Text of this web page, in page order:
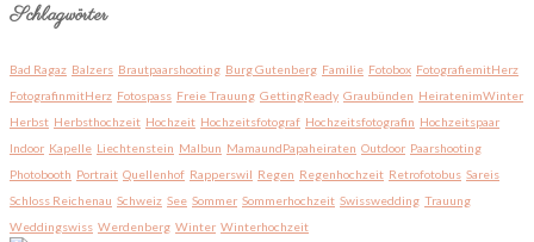
Schlagwörter
Bad Ragaz Balzers Brautpaarshooting Burg Gutenberg Familie Fotobox FotografiemitHerz
FotografinmitHerz Fotospass Freie Trauung GettingReady Graubünden HeiratenimWinter
Herbst Herbsthochzeit Hochzeit Hochzeitsfotograf Hochzeitsfotografin Hochzeitspaar
Indoor Kapelle Liechtenstein Malbun MamaundPapaheiraten Outdoor Paarshooting
Photobooth Portrait Quellenhof Rapperswil Regen Regenhochzeit Retrofotobus Sareis
Schloss Reichenau Schweiz See Sommer Sommerhochzeit Swisswedding Trauung
Weddingswiss Werdenberg Winter Winterhochzeit